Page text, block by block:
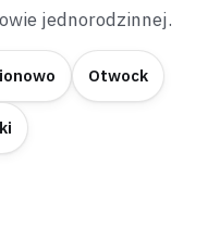
jednorodzinnej.
Otwock